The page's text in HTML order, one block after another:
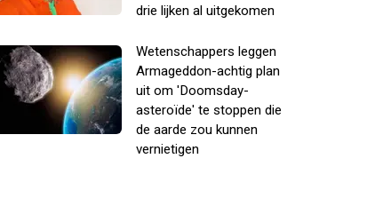
drie lijken al uitgekomen
Wetenschappers leggen
Armageddon-achtig plan
uit om 'Doomsday-
asteroïde' te stoppen die
de aarde zou kunnen
vernietigen